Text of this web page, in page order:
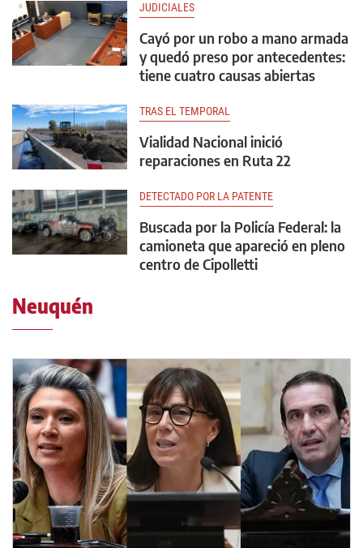
JUDICIALES
Cayó por un robo a mano armada
y quedó preso por antecedentes:
tiene cuatro causas abiertas
TRAS EL TEMPORAL
Vialidad Nacional inició
reparaciones en Ruta 22
DETECTADO POR LA PATENTE
Buscada por la Policía Federal: la
camioneta que apareció en pleno
centro de Cipolletti
Neuquén